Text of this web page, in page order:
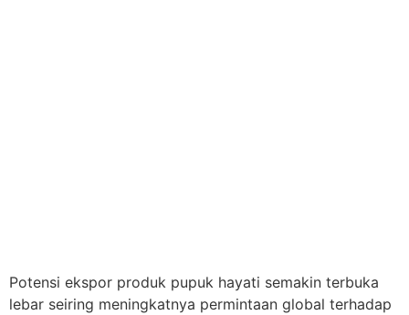
Potensi ekspor produk pupuk hayati semakin terbuka
lebar seiring meningkatnya permintaan global terhadap